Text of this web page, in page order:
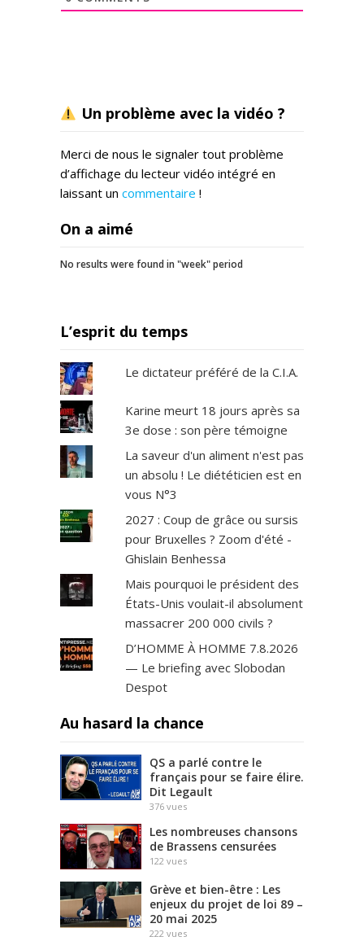
Un problème avec la vidéo ?
Merci de nous le signaler tout problème
d’affichage du lecteur vidéo intégré en
laissant un commentaire !
On a aimé
No results were found in "week" period
L’esprit du temps
Le dictateur préféré de la C.I.A.
Karine meurt 18 jours après sa
3e dose : son père témoigne
La saveur d'un aliment n'est pas
un absolu ! Le diététicien est en
vous N°3
2027 : Coup de grâce ou sursis
pour Bruxelles ? Zoom d'été -
Ghislain Benhessa
Mais pourquoi le président des
États-Unis voulait-il absolument
massacrer 200 000 civils ?
D’HOMME À HOMME 7.8.2026
— Le briefing avec Slobodan
Despot
Au hasard la chance
QS a parlé contre le
français pour se faire élire.
Dit Legault
376 vues
Les nombreuses chansons
de Brassens censurées
122 vues
Grève et bien-être : Les
enjeux du projet de loi 89 –
20 mai 2025
222 vues